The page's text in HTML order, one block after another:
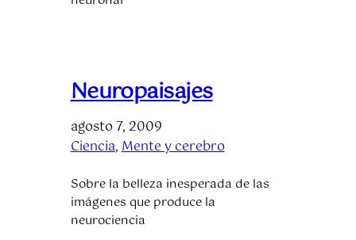
Neuropaisajes
agosto 7, 2009
Ciencia, Mente y cerebro
Sobre la belleza inesperada de las
imágenes que produce la
neurociencia